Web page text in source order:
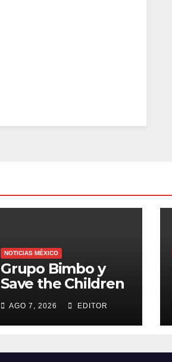
NOTICIAS MÉXICO
Grupo Bimbo y
Save the Children
para apoyar a
damnificados de
AGO 7, 2026 EDITOR